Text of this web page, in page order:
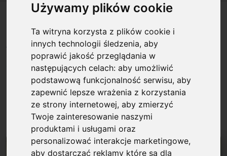
Używamy plików cookie
Ta witryna korzysta z plików cookie i
innych technologii śledzenia, aby
poprawić jakość przeglądania w
następujących celach:aby umożliwić
podstawową funkcjonalność serwisu,aby
zapewnić lepsze wrażenia z korzystania
ze strony internetowej,aby zmierzyć
Twoje zainteresowanie naszymi
produktami i usługami oraz
personalizować interakcje marketingowe,
aby dostarczać reklamy które są dla
Laureaci nagrody Polsko-
Amerykańska Nagroda
Naukowa
prof. Ryszard Kierzek